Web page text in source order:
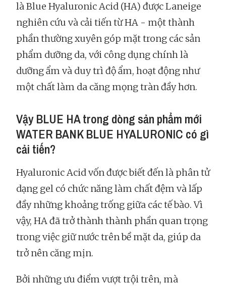
là Blue Hyaluronic Acid (HA) được Laneige
nghiên cứu và cải tiến từ HA - một thành
phần thường xuyên góp mặt trong các sản
phẩm dưỡng da, với công dụng chính là
dưỡng ẩm và duy trì độ ẩm, hoạt động như
một chất làm da căng mọng tràn đầy hơn.
Vậy BLUE HA trong dòng sản phẩm mới
WATER BANK BLUE HYALURONIC có gì
cải tiến?
Hyaluronic Acid vốn được biết đến là phân tử
dạng gel có chức năng làm chất đệm và lấp
đầy những khoảng trống giữa các tế bào. Vì
vậy, HA đã trở thành thành phần quan trọng
trong việc giữ nước trên bề mặt da, giúp da
trở nên căng mịn.
Bởi những ưu điểm vượt trội trên, mà